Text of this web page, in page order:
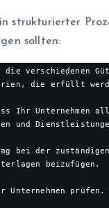
strukturierter
sollten:
die verschiedenen
die erfüllt
Ihr Unternehmen
und
bei der
beizufügen.